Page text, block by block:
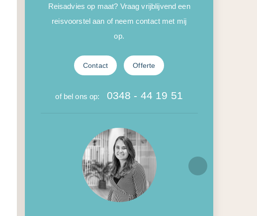
Reisadvies op maat? Vraag vrijblijvend een
reisvoorstel aan of neem contact met mij
op.
Contact Offerte
of bel ons op: 0348 - 44 19 51